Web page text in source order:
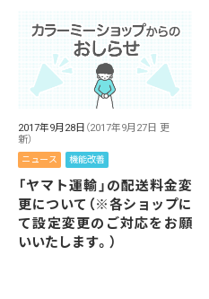
2017年9月28日 （2017年9月27日 更
新）
ニュース 機能改善
「ヤマト運輸」の配送料金変
更について（※各ショップに
て設定変更のご対応をお願
いいたします。）